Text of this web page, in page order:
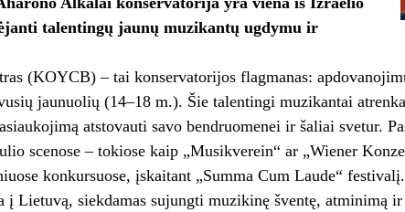
talentingų jaunų muzikantų ugdymu ir
(KOYCB) – tai konservatorijos flagmanas:
jaunuolių (14–18 m.). Šie talentingi muzikantai
atstovauti savo bendruomenei ir šaliai svetur.
scenose – tokiose kaip „Musikverein“ ar „Wiener
konkursuose, įskaitant „Summa Cum Laude“ festivalį.
į Lietuvą, siekdamas sujungti muzikinę šventę, atminimą